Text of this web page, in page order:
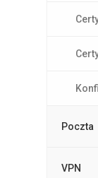
Poczta
VPN